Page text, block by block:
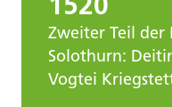
Zweiter Teil der
Solothurn:
Vogtei